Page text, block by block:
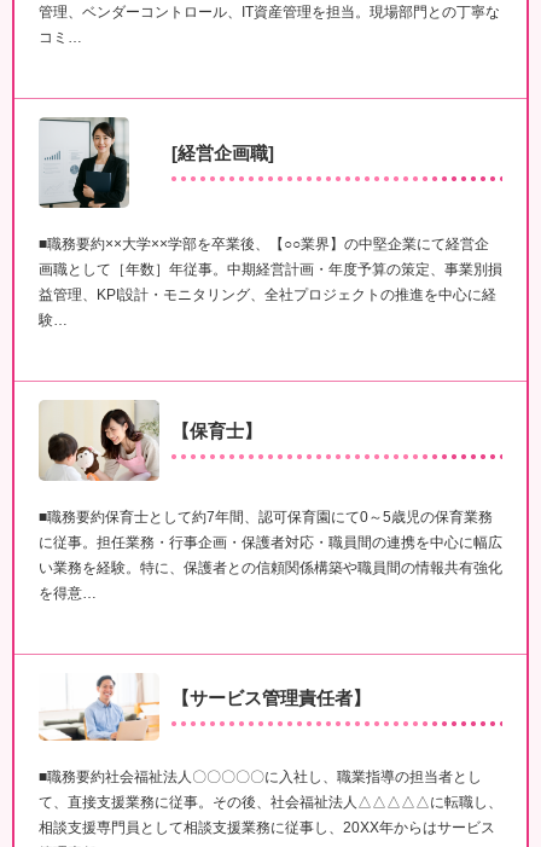
管理、ベンダーコントロール、IT資産管理を担当。現場部門との丁寧な
コミ…
[経営企画職]
■職務要約××大学××学部を卒業後、【○○業界】の中堅企業にて経営企
画職として［年数］年従事。中期経営計画・年度予算の策定、事業別損
益管理、KPI設計・モニタリング、全社プロジェクトの推進を中心に経
験…
【保育士】
■職務要約保育士として約7年間、認可保育園にて0～5歳児の保育業務
に従事。担任業務・行事企画・保護者対応・職員間の連携を中心に幅広
い業務を経験。特に、保護者との信頼関係構築や職員間の情報共有強化
を得意…
【サービス管理責任者】
■職務要約社会福祉法人〇〇〇〇〇に入社し、職業指導の担当者とし
て、直接支援業務に従事。その後、社会福祉法人△△△△△に転職し、
相談支援専門員として相談支援業務に従事し、20XX年からはサービス